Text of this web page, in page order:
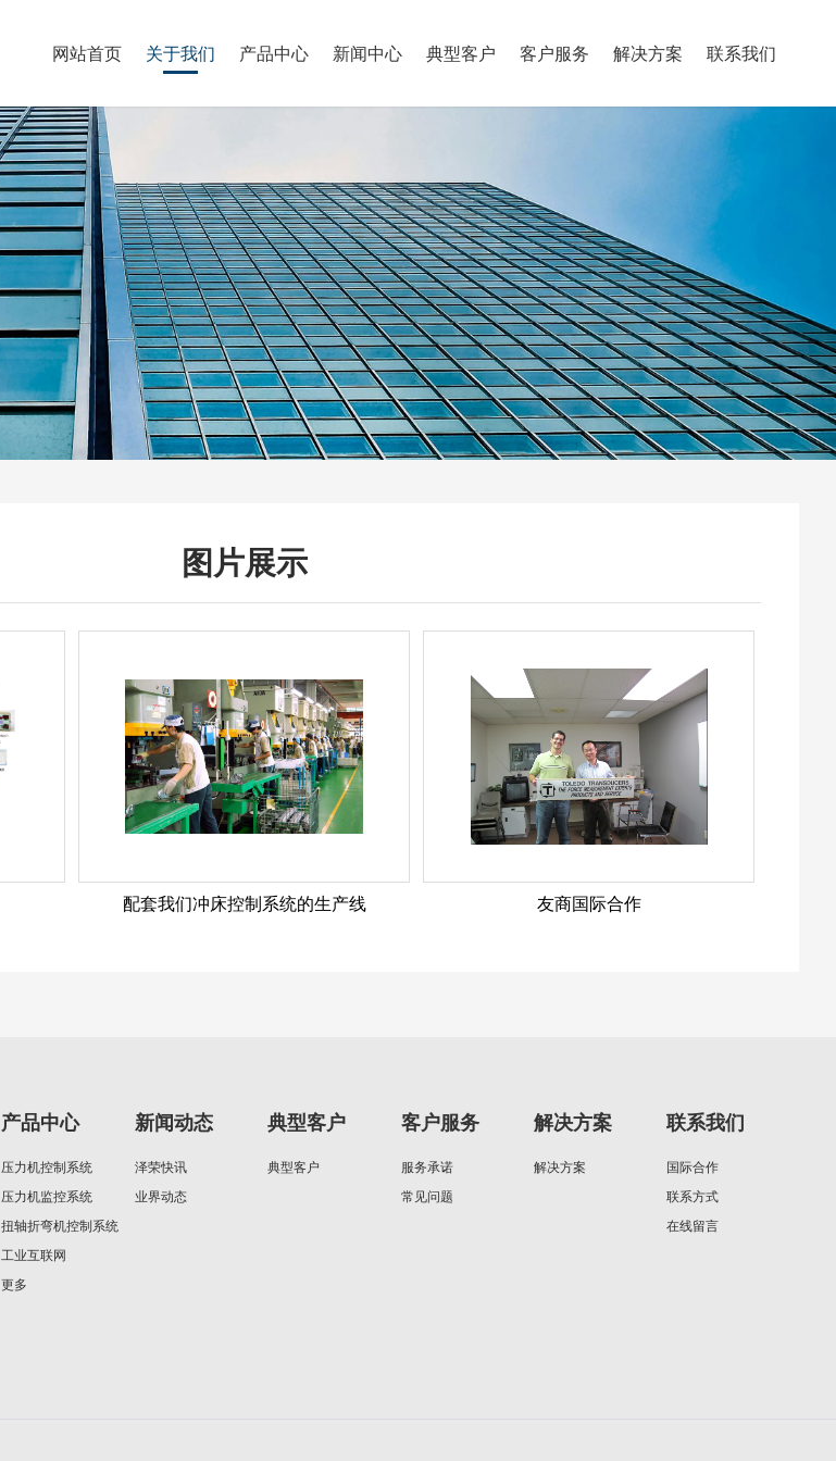
网站首页 关于我们 产品中心 新闻中心 典型客户 客户服务 解决方案 联系我们
图片展示
配套我们冲床控制系统的生产线 友商国际合作
产品中心
压力机控制系统
压力机监控系统
扭轴折弯机控制系统
工业互联网
更多
新闻动态
泽荣快讯
业界动态
典型客户
典型客户
客户服务
服务承诺
常见问题
解决方案
解决方案
联系我们
国际合作
联系方式
在线留言